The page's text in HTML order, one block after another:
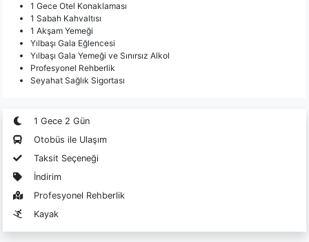
1 Gece Otel Konaklaması
1 Sabah Kahvaltısı
1 Akşam Yemeği
Yılbaşı Gala Eğlencesi
Yılbaşı Gala Yemeği ve Sınırsız Alkol
Profesyonel Rehberlik
Seyahat Sağlık Sigortası
1 Gece 2 Gün
Otobüs ile Ulaşım
Taksit Seçeneği
İndirim
Profesyonel Rehberlik
Kayak